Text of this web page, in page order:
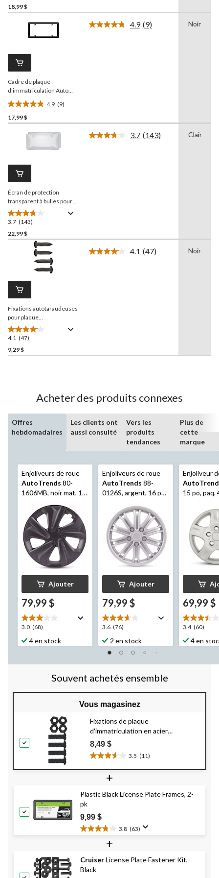
étoile(s)
sur
18,99 $
Cadre de plaque
d'immatriculation Auto
Trends, noir mat à
diamants
4.9 (9)
4.9
étoile(s)
17,99 $
4.9 Lire
(9) Noir
Écran de protection
transparent à bulles pour
plaque d'immatriculation,
paq. 2
3.7 (143)
3.7
étoile(s)
sur
évaluations
22,99 $
3.7 Lire
(143) Clair
Fixations autotaraudeuses
pour plaque
d'immatriculation
AutoTrends
4.1 (47)
4.1
étoile(s)
sur
9,29 $
4.1 Lire
(47) Noir
Acheter des produits connexes
Offres
hebdomadaires
Les clients ont
aussi consulté
Vers les
produits
tendances
Plus de
cette
marque
Enjoliveurs de roue
AutoTrends 80-
1606MB, noir mat, 16
Ajouter
79,99 $
3.0 (68)
3.0
étoile(s)
sur
68
évaluations
4 en stock
Enjoliveurs de roue
AutoTrends 88-
0126S, argent, 16 po,
Ajouter
79,99 $
3.6 (76)
3.6
étoile(s)
sur
5.
76
évaluations
2 en stock
Enjoliveur
15 po, paq.
69,99 $
3.4 (60)
3.4
étoile(s)
sur
60
4 en
Souvent achetés ensemble
Vous magasinez
Fixations de plaque
d'immatriculation en acier
AutoTrends
8,49 $
3.5 (11)
3.5
étoile(s)
11
+
Plastic Black License Plate Frames, 2-
pk
9,99 $
3.8 (63)
3.8
étoile(s)
5.
63
+
CruiserLicense Plate Fastener Kit,
Black